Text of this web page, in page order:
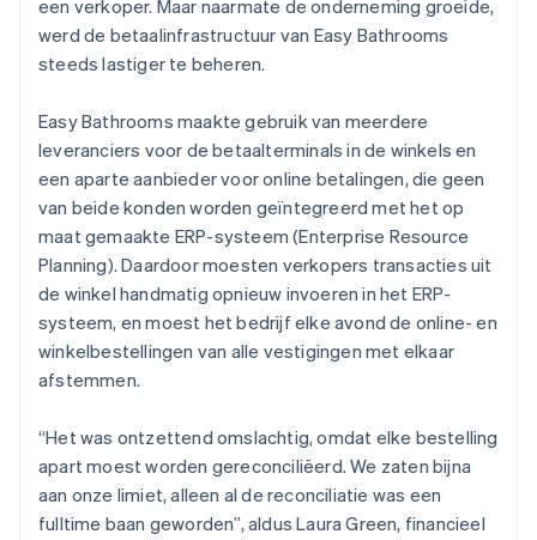
een verkoper. Maar naarmate de onderneming groeide,
werd de betaalinfrastructuur van Easy Bathrooms
steeds lastiger te beheren.
Easy Bathrooms maakte gebruik van meerdere
leveranciers voor de betaalterminals in de winkels en
een aparte aanbieder voor online betalingen, die geen
van beide konden worden geïntegreerd met het op
maat gemaakte ERP-systeem (Enterprise Resource
Planning). Daardoor moesten verkopers transacties uit
de winkel handmatig opnieuw invoeren in het ERP-
systeem, en moest het bedrijf elke avond de online- en
winkelbestellingen van alle vestigingen met elkaar
afstemmen.
“Het was ontzettend omslachtig, omdat elke bestelling
apart moest worden gereconciliëerd. We zaten bijna
aan onze limiet, alleen al de reconciliatie was een
fulltime baan geworden”, aldus Laura Green, financieel